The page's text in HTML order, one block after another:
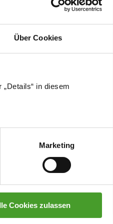
Über Cookies
in diesem
Marketing
Cookies zulassen